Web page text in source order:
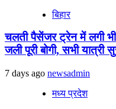
बिहार
चलती पैसेंजर ट्रेन में लगी
जली पूरी बोगी, सभी यात्री
7 days ago newsadmin
मध्य प्रदेश